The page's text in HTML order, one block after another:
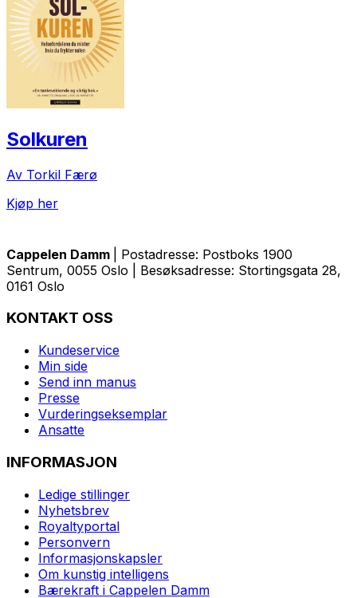
Solkuren
Av Torkil Færø
Kjøp her
Cappelen Damm
| Postadresse: Postboks 1900
Sentrum, 0055 Oslo | Besøksadresse: Stortingsgata 28,
0161 Oslo
KONTAKT OSS
Kundeservice
Min side
Send inn manus
Presse
Vurderingseksemplar
Ansatte
INFORMASJON
Ledige stillinger
Nyhetsbrev
Royaltyportal
Personvern
Informasjonskapsler
Om kunstig intelligens
Bærekraft i Cappelen Damm